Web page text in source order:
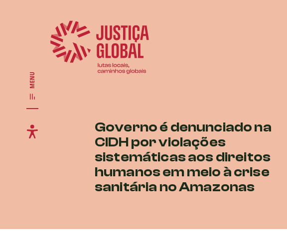
MENU
Governo é denunciado na
CIDH por violações
sistemáticas aos direitos
humanos em meio à crise
sanitária no Amazonas